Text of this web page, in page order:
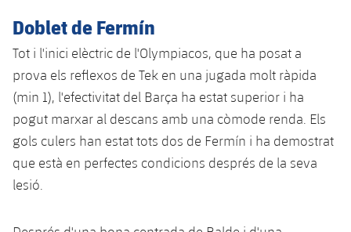
Instal·lacions
SUB8 B
Història
Infantil A
Infantil B
Entrades
Resultats
Classificació
Jugadors
Calendari
Resultats
Jugadors
Classificació
Actualitat
Juvenil
Infantil
Campus Verano
PLUSICON
MÉS
Primer equip
plusicon
més
Actualitat
Barça Atlètic
plusicon
més
Doblet de Fermín
Tot i l'inici elèctric de l'Olympiacos, que ha posat a
prova els reflexos de Tek en una jugada molt ràpida
(min 1), l'efectivitat del Barça ha estat superior i ha
pogut marxar al descans amb una còmode renda. Els
gols culers han estat tots dos de Fermín i ha demostrat
que està en perfectes condicions després de la seva
lesió.